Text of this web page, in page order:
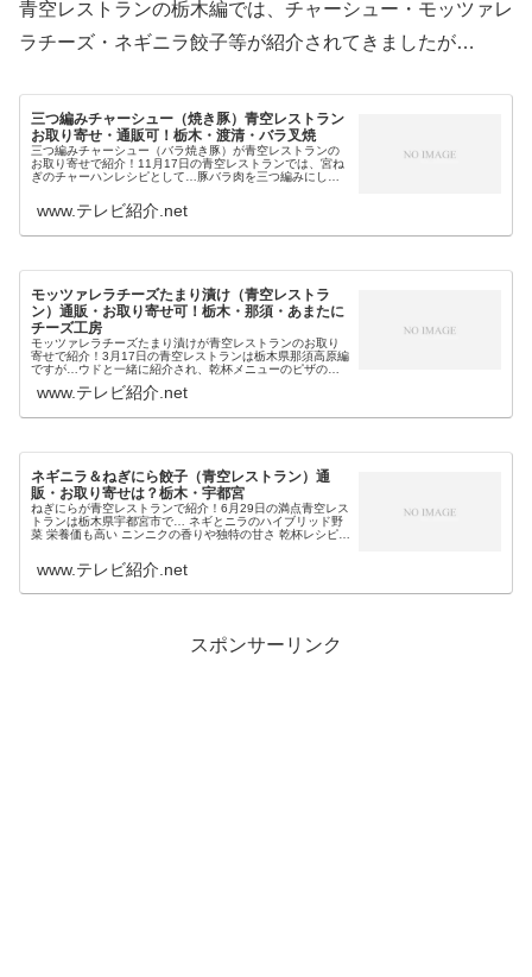
青空レストランの栃木編では、チャーシュー・モッツァレ
ラチーズ・ネギニラ餃子等が紹介されてきましたが…
三つ編みチャーシュー（焼き豚）青空レストラン
お取り寄せ・通販可！栃木・渡清・バラ叉焼
三つ編みチャーシュー（バラ焼き豚）が青空レストランの
お取り寄せで紹介！11月17日の青空レストランでは、宮ね
ぎのチャーハンレシピとして…豚バラ肉を三つ編みにして
清（わたせい）の焼き豚・三つ...
www.テレビ紹介.net
モッツァレラチーズたまり漬け（青空レストラ
ン）通販・お取り寄せ可！栃木・那須・あまたに
チーズ工房
モッツァレラチーズたまり漬けが青空レストランのお取り
寄せで紹介！3月17日の青空レストランは栃木県那須高原編
ですが…ウドと一緒に紹介され、乾杯メニューのピザのレ
の漬物・あまたにチーズ工房...
www.テレビ紹介.net
ネギニラ＆ねぎにら餃子（青空レストラン）通
販・お取り寄せは？栃木・宇都宮
ねぎにらが青空レストランで紹介！6月29日の満点青空レス
トランは栃木県宇都宮市で… ネギとニラのハイブリッド野
菜 栄養価も高い ニンニクの香りや独特の甘さ 乾杯レシピが
場し、ねぎにら餃子な...
www.テレビ紹介.net
スポンサーリンク